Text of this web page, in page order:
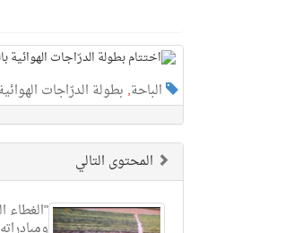
الباحة, بطولة الدرّاجات
المحتوى التالي
"الغطاء